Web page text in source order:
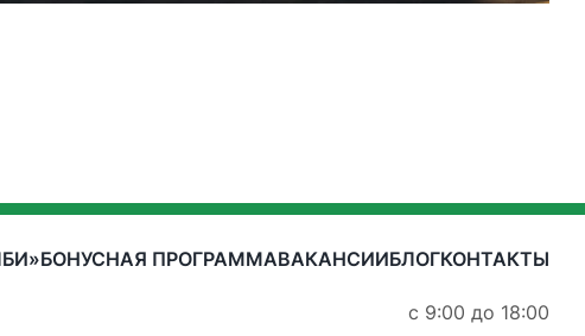
БОНУСНАЯ ПРОГРАММАВАКАНСИИБЛОГКОНТАКТЫ
с 9:00 до 18:00